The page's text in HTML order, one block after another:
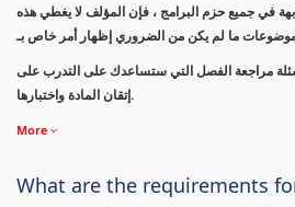
في جميع حزم البرامج ، فإن المؤلف لا يغطي هذه
مراجعة الفصل التي ستساعدك على التدرب على
إتقان المادة واختبارها.
More
What are the requirements